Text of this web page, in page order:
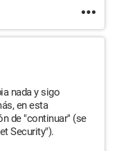
nada y sigo
en esta
de "continuar" (se
Security").